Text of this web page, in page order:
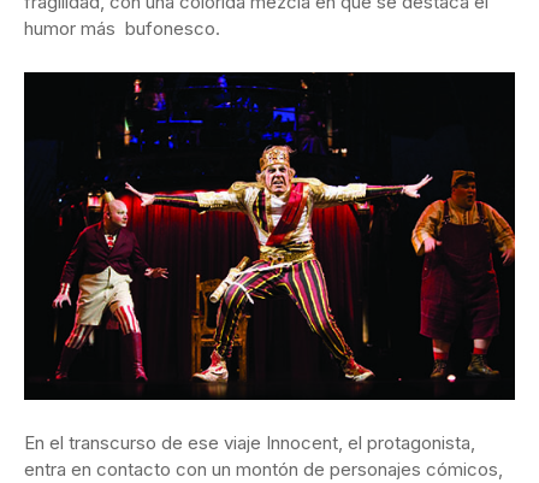
humor más bufonesco.
En el transcurso de ese viaje Innocent, el protagonista,
entra en contacto con un montón de personajes cómicos,